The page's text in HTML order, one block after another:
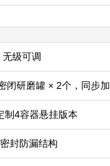
级可调
闭研磨罐 × 2个，同步
制4容器悬挂版本
封防漏结构